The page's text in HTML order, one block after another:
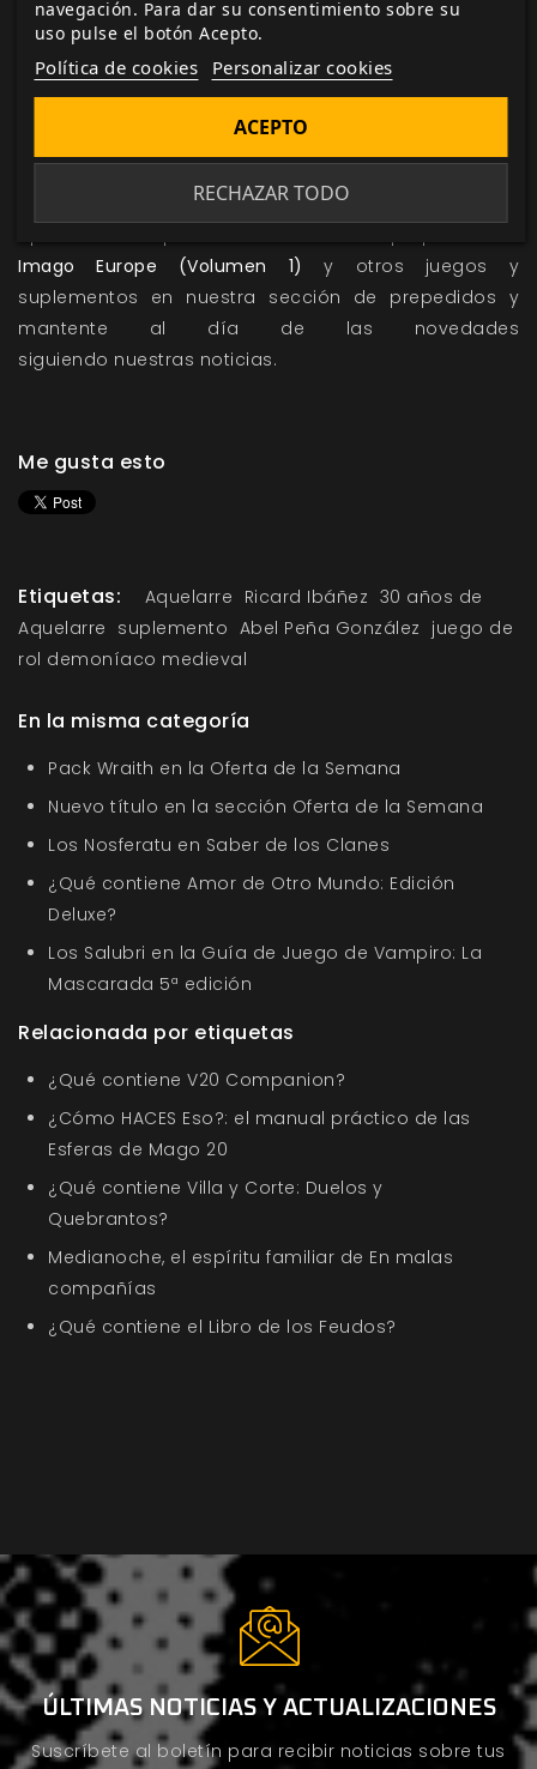
reinos aledaños, durante la época de
Unanueva campaña, La reliquia sagrada,
nuevos conflictos y misterios por resolver, al otro lado
Nuevas clases de personajey pautas adicionales para
crear personajes británicos y franceses.
Imago Europe (Volumen 1)
y otros juegos y
suplementos en nuestra sección de prepedidos y
mantente al día de las novedades
siguiendo nuestras noticias.
Me gusta esto
Etiquetas: Aquelarre Ricard Ibáñez 30 años de
Aquelarre suplemento Abel Peña González juego de
rol demoníaco medieval
En la misma categoría
Pack Wraith en la Oferta de la Semana
Nuevo título en la sección Oferta de la Semana
Los Nosferatu en Saber de los Clanes
¿Qué contiene Amor de Otro Mundo: Edición
Deluxe?
Los Salubri en la Guía de Juego de Vampiro: La
Mascarada 5ª edición
Relacionada por etiquetas
¿Qué contiene V20 Companion?
¿Cómo HACES Eso?: el manual práctico de las
Esferas de Mago 20
¿Qué contiene Villa y Corte: Duelos y
Quebrantos?
Medianoche, el espíritu familiar de En malas
compañías
¿Qué contiene el Libro de los Feudos?
ÚLTIMAS NOTICIAS Y ACTUALIZACIONES
Suscríbete al boletín para recibir noticias sobre tus
navegación. Para dar su consentimiento sobre su
uso pulse el botón Acepto.
Política de cookies Personalizar cookies
RECHAZAR TODO
ACEPTO